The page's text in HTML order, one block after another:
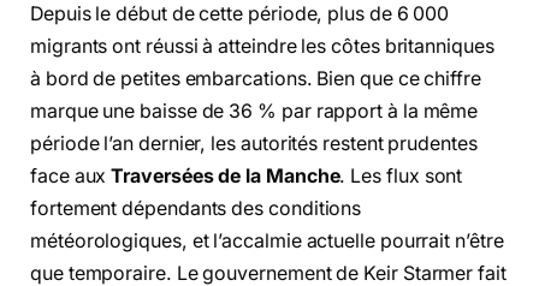
Depuis le début de cette période, plus de 6 000
migrants ont réussi à atteindre les côtes britanniques
à bord de petites embarcations. Bien que ce chiffre
marque une baisse de 36 % par rapport à la même
période l’an dernier, les autorités restent prudentes
face auxTraversées de la Manche. Les flux sont
fortement dépendants des conditions
météorologiques, et l’accalmie actuelle pourrait n’être
que temporaire. Le gouvernement de Keir Starmer fait